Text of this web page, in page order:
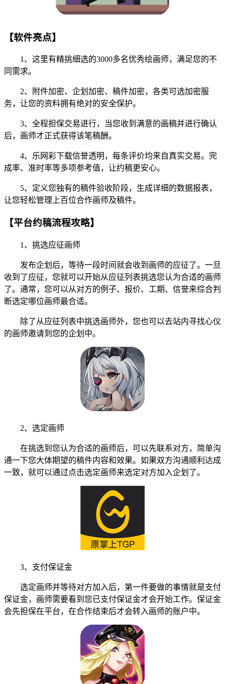
【软件亮点】
1、这里有精挑细选的3000多名优秀绘画师，满足您的不
同需求。
2、附件加密、企划加密、稿件加密，各类可选加密服
务，让您的资料拥有绝对的安全保护。
3、全程担保交易进行，当您收到满意的画稿并进行确认
后，画师才正式获得该笔稿酬。
4、乐网彩下载信誉透明，每条评价均来自真实交易。完
成率、准时率等多项参考值，让约稿更安心。
5、定义您独有的稿件验收阶段，生成详细的数据报表，
让您轻松管理上百位合作画师及稿件。
【平台约稿流程攻略】
1、挑选应征画师
发布企划后，等待一段时间就会收到画师的应征了。一旦
收到了应征，您就可以开始从应征列表挑选您认为合适的画师
了。通常，您可以从对方的例子、报价、工期、信誉来综合判
断选定哪位画师最合适。
除了从应征列表中挑选画师外，您也可以去站内寻找心仪
的画师邀请到您的企划中。
2、选定画师
在挑选到您认为合适的画师后，可以先联系对方，简单沟
通一下您大体期望的稿件内容和效果。如果双方沟通顺利达成
一致，就可以通过点击选定画师来选定对方加入企划了。
3、支付保证金
选定画师并等待对方加入后，第一件要做的事情就是支付
保证金，画师需要看到您已支付保证金才会开始工作。保证金
会先担保在平台，在合作结束后才会转入画师的账户中。